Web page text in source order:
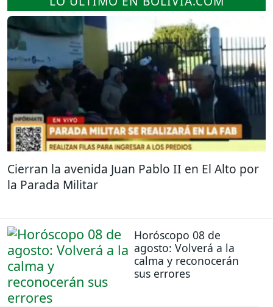
Cierran la avenida Juan Pablo II en El Alto por
la Parada Militar
Horóscopo 08 de
agosto: Volverá a la
calma y reconocerán
sus errores